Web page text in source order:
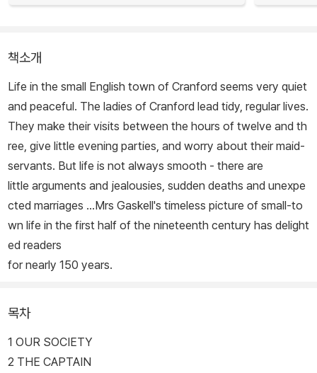
책소개
Life in the small English town of Cranford seems very quiet
and peaceful. The ladies of Cranford lead tidy, regular lives.
They make their visits between the hours of twelve and th
ree, give little evening parties, and worry about their maid-
servants. But life is not always smooth - there are
little arguments and jealousies, sudden deaths and unexpe
cted marriages ...Mrs Gaskell's timeless picture of small-to
wn life in the first half of the nineteenth century has delight
ed readers
for nearly 150 years.
목차
1 OUR SOCIETY
2 THE CAPTAIN